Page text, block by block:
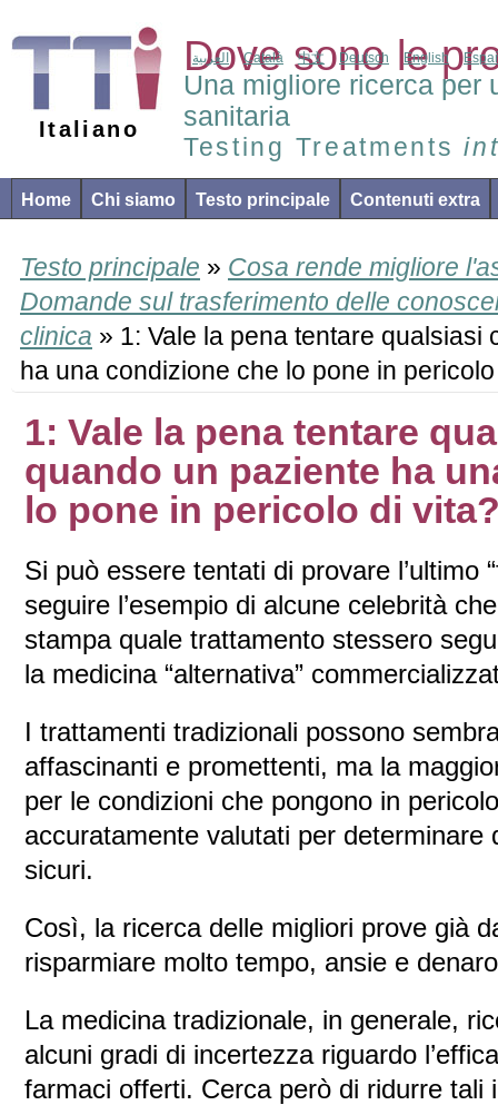
Italiano
Dove sono le
Una migliore ricerca per
sanitaria
Testing Treatments
العربية Català 中文 Deutsch English
Home Chi siamo Testo principale Contenuti extra
Testo principale » Cosa rende migliore
Domande sul trasferimento delle
clinica » 1: Vale la pena tentare qualsiasi
ha una condizione che lo pone in
1: Vale la pena tentare
quando un paziente ha
lo pone in pericolo di
Si può essere tentati di provare l’ultimo
seguire l’esempio di alcune celebrità
stampa quale trattamento stessero
la medicina “alternativa”
I trattamenti tradizionali possono
affascinanti e promettenti, ma la
per le condizioni che pongono in
accuratamente valutati per determinare
sicuri.
Così, la ricerca delle migliori prove già
risparmiare molto tempo, ansie e
La medicina tradizionale, in generale,
alcuni gradi di incertezza riguardo
farmaci offerti. Cerca però di ridurre tali